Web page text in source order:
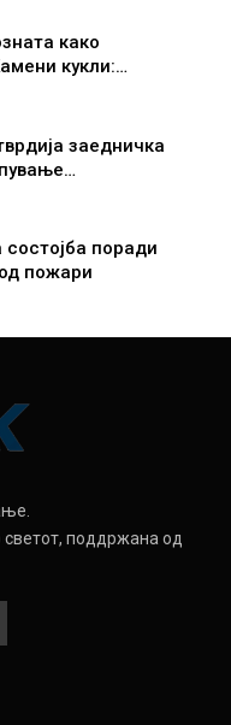
како
кукли:…
заедничка
поради
пожари
поддржана од